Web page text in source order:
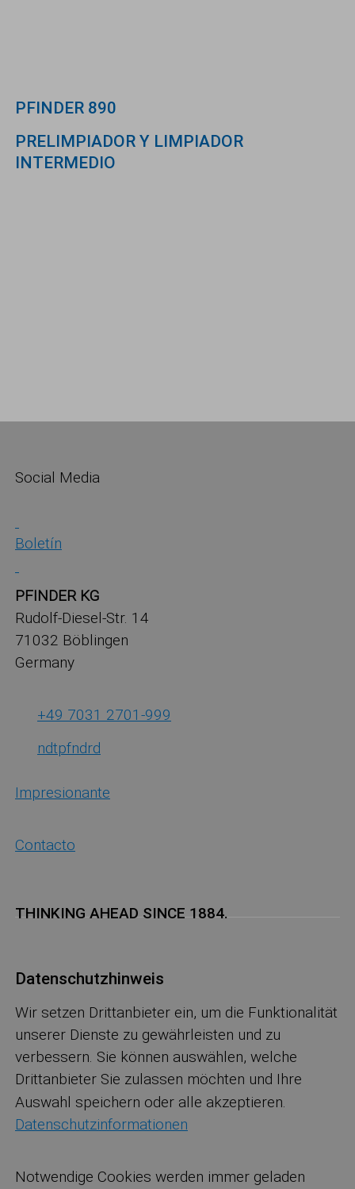
PFINDER 890
PRELIMPIADOR Y LIMPIADOR
INTERMEDIO
Social Media
Boletín
PFINDER KG
Rudolf-Diesel-Str. 14
71032 Böblingen
Germany
+49 7031 2701-999
ndtpfndrd
Impresionante
Contacto
THINKING AHEAD SINCE 1884.
Datenschutzhinweis
Wir setzen Drittanbieter ein, um die Funktionalität
unserer Dienste zu gewährleisten und zu
verbessern. Sie können auswählen, welche
Drittanbieter Sie zulassen möchten und Ihre
Auswahl speichern oder alle akzeptieren.
Datenschutzinformationen
Notwendige Cookies werden immer geladen